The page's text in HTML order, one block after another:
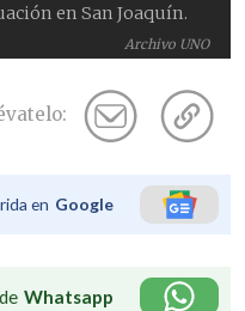
Archivo UNO
en San Joaquín.
en Google
Whatsapp